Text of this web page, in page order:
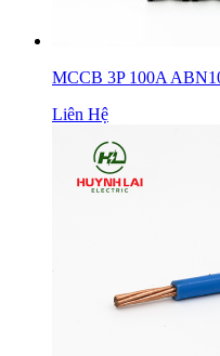
MCCB 3P 100A
Liên Hệ